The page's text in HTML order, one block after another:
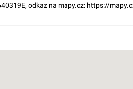
odkaz na mapy.cz: https://